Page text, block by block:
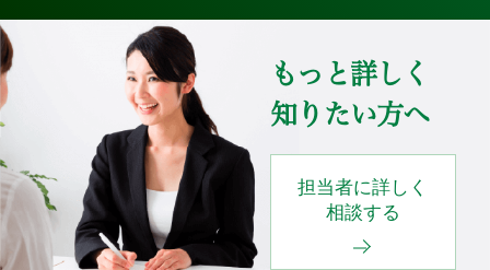
もっと詳しく
知りたい方へ
担当者に詳しく
相談する